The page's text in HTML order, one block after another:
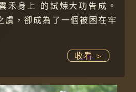
禾身上 的試煉大功告成。
虞，卻成為了一個被困在牢
收看 >